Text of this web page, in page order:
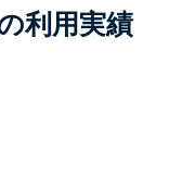
利用実績